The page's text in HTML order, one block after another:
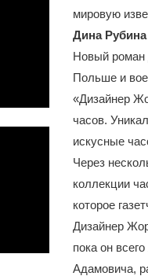
мировую
Дина
Новый роман
Польше и
«Дизайнер
часов.
искусные
Через
коллекции
которое
Дизайнер
пока он
Адамовича,